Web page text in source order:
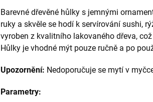
Barevné dřevěné hůlky s jemnými
ruky a skvěle se hodí k servírování sushi,
vyroben z kvalitního lakovaného dřeva,
Hůlky je vhodné mýt pouze ručně a po
Upozornění: Nedoporučuje se mytí v
Parametry: